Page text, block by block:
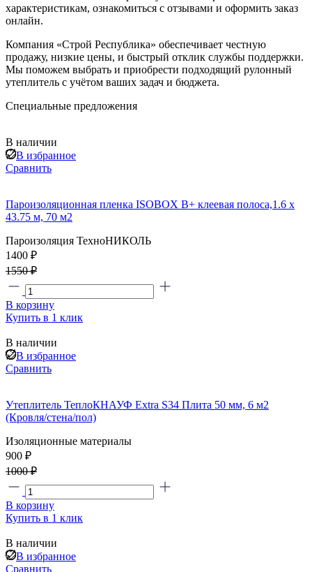
характеристикам, ознакомиться с отзывами и оформить заказ
онлайн.
Компания «Строй Республика» обеспечивает честную
продажу, низкие цены, и быстрый отклик службы поддержки.
Мы поможем выбрать и приобрести подходящий рулонный
утеплитель с учётом ваших задач и бюджета.
Специальные предложения
В наличии
В избранное
Сравнить
Пароизоляционная пленка ISOBOX В+ клеевая полоса,1.6 x
43.75 м, 70 м2
Пароизоляция ТехноНИКОЛЬ
1400 ₽
1550 ₽
В корзину
Купить в 1 клик
В наличии
В избранное
Сравнить
Утеплитель ТеплоКНАУФ Extra S34 Плита 50 мм, 6 м2
(Кровля/стена/пол)
Изоляционные материалы
900 ₽
1000 ₽
В корзину
Купить в 1 клик
В наличии
В избранное
Сравнить